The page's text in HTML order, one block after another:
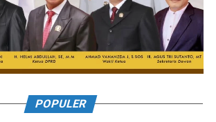
POPULER